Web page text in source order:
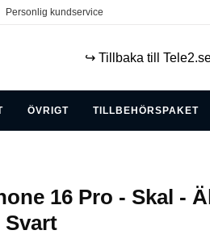
Personlig kundservice
↪️ Tillbaka till
ÖVRIGT TILLBEHÖRSPAKET
16 Pro - Skal -
Svart